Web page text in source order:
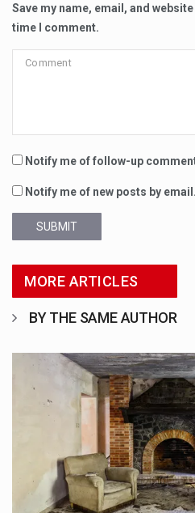
Save my name, email, and
time I comment.
Notify me of follow-up
Notify me of new posts by email.
SUBMIT
MORE ARTICLES
BY THE SAME AUTHOR